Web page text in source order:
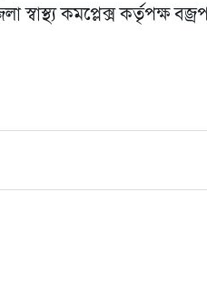
স্বাস্থ্য কমপ্লেক্স কর্তৃপক্ষ